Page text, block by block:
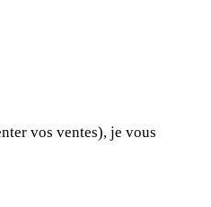
vos ventes), je vous